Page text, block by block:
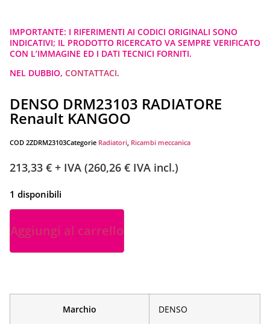
IMPORTANTE: I RIFERIMENTI AI CODICI ORIGINALI SONO
INDICATIVI; IL PRODOTTO RICERCATO VA SEMPRE VERIFICATO
CON L’IMMAGINE ED I DATI TECNICI FORNITI.
NEL DUBBIO, CONTATTACI.
DENSO DRM23103 RADIATORE
Renault KANGOO
COD 2ZDRM23103Categorie Radiatori, Ricambi meccanica
213,33 € + IVA (260,26 € IVA incl.)
1 disponibili
Aggiungi al carrello
Marchio DENSO